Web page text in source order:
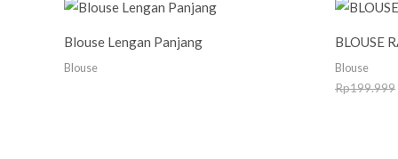
Blouse Lengan Panjang
Blouse
BLOUSE
Blouse
Rp199.999